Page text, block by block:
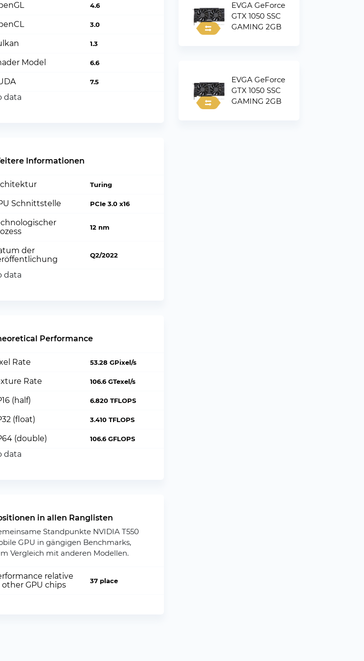
4.6
3.0
1.3
Model 6.6
7.5
data
Informationen
Turing
Schnittstelle PCIe 3.0 x16
12 nm
der
Q2/2022
data
Performance
Rate 53.28 GPixel/s
Rate 106.6 GTexel/s
(half) 6.820 TFLOPS
(float) 3.410 TFLOPS
(double) 106.6 GFLOPS
data
in allen Ranglisten
Standpunkte NVIDIA T550
GPU in gängigen Benchmarks,
Vergleich mit anderen Modellen.
relative
GPU chips
37 place
EVGA GeForce
GTX 1050 SSC
GAMING 2GB
EVGA GeForce
GTX 1050 SSC
GAMING 2GB